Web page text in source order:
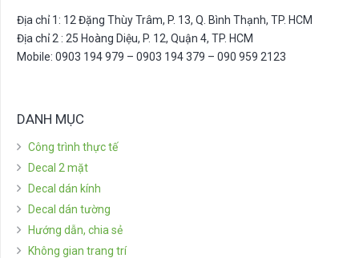
Địa chỉ 1: 12 Đặng Thùy Trâm, P. 13, Q. Bình Thạnh, TP. HCM
Địa chỉ 2 : 25 Hoàng Diệu, P. 12, Quận 4, TP. HCM
Mobile: 0903 194 979 – 0903 194 379 – 090 959 2123
DANH MỤC
Công trình thực tế
Decal 2 mặt
Decal dán kính
Decal dán tường
Hướng dẫn, chia sẻ
Không gian trang trí